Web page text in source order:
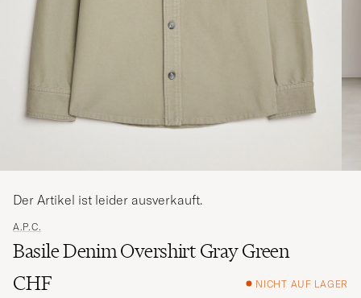
A.P.C.
Basile Denim Overshirt Gray Green
CHF
NICHT AUF LAGER
Der Artikel ist leider ausverkauft.